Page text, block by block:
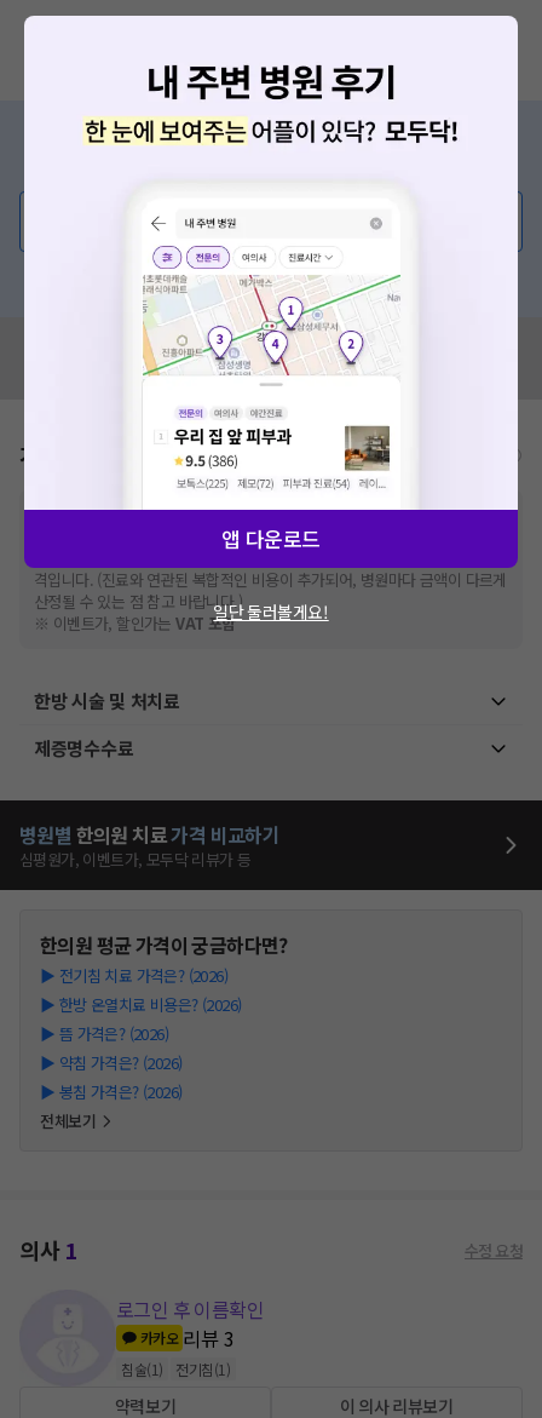
증상/치료, 궁금한 점이 있나요?
💬 무엇이든 물어보세요
혹은, 의료상담 서비스에 다양한 게시글 보러가기
혹시 잘못된 병원정보가 있나요?
모두닥 팀에 알려주세요!
가격표 비급여/급여 진료란?
※비급여 항목의 경우,추가비용 등으로 실제 가격과 상이할 수 있으니, 정확
한 가격은 해당 의료기관에 직접 문의해주세요.
건강보험심사평가원
격입니다. (진료와 연관된 복합적인 비용이 추가되어, 병원마다 금액이 다르게
산정될 수 있는 점 참고 바랍니다.)
※ 이벤트가, 할인가는VAT 포함
한방 시술 및 처치료
제증명수수료
병원별 한의원 치료가격 비교하기
심평원가, 이벤트가, 모두닥 리뷰가 등
한의원평균 가격이 궁금하다면?
▶ 전기침 치료 가격은? (2026)
▶ 한방 온열치료 비용은? (2026)
▶ 뜸 가격은? (2026)
▶ 약침 가격은? (2026)
▶ 봉침 가격은? (2026)
전체보기
의사1 수정 요청
로그인 후 이름확인
카카오 리뷰3
침술(1) 전기침(1 )
약력보기 이 의사 리뷰보기
앱 다운로드
일단 둘러볼게요!